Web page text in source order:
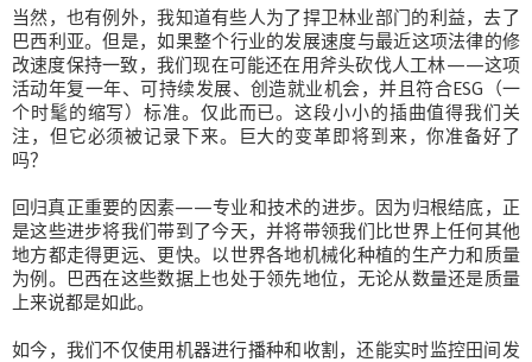
当然，也有例外，我知道有些人为了捍卫林业部门的利益，去了
巴西利亚。但是，如果整个行业的发展速度与最近这项法律的修
改速度保持一致，我们现在可能还在用斧头砍伐人工林——这项
活动年复一年、可持续发展、创造就业机会，并且符合ESG（一
个时髦的缩写）标准。仅此而已。这段小小的插曲值得我们关
注，但它必须被记录下来。巨大的变革即将到来，你准备好了
吗？
回归真正重要的因素——专业和技术的进步。因为归根结底，正
是这些进步将我们带到了今天，并将带领我们比世界上任何其他
地方都走得更远、更快。以世界各地机械化种植的生产力和质量
为例。巴西在这些数据上也处于领先地位，无论从数量还是质量
上来说都是如此。
如今，我们不仅使用机器进行播种和收割，还能实时监控田间发